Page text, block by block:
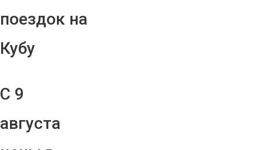
поездок на
Кубу
С 9
августа